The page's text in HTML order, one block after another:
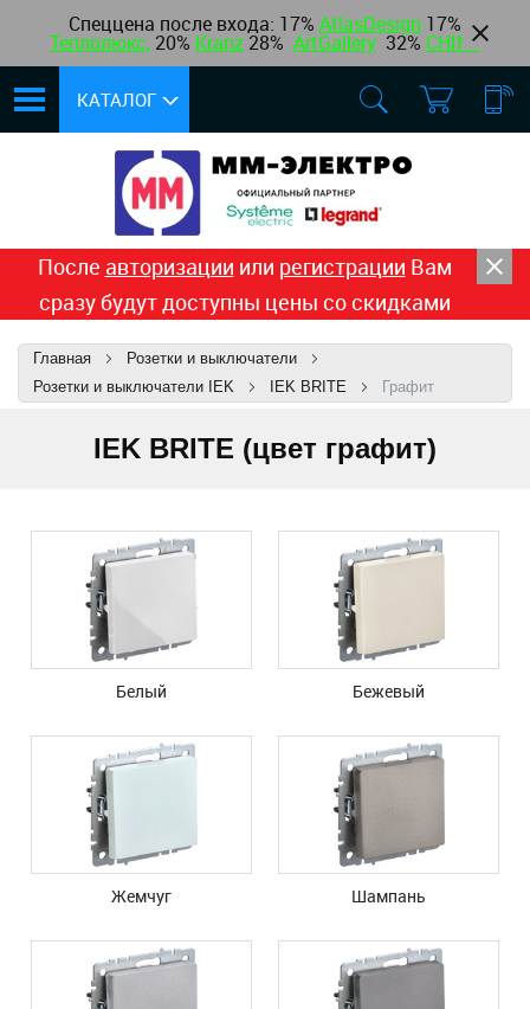
Спеццена после входа: 17% AtlasDesign 17%
Теплолюкс, 20% Kranz 28% ArtGallery 32% CHINT
КАТАЛОГ
После авторизации или регистрации Вам
сразу будут доступны цены со скидками
Главная
Розетки и выключатели
Розетки и выключатели IEK
IEK BRITE Графит
IEK BRITE (цвет графит)
Белый Бежевый
Жемчуг Шампань